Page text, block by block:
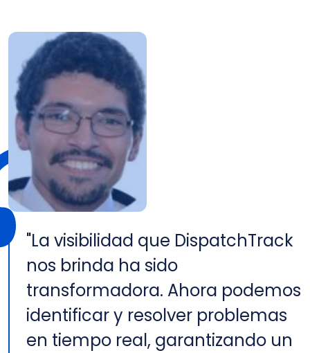
"La visibilidad que DispatchTrack
nos brinda ha sido
transformadora. Ahora podemos
identificar y resolver problemas
en tiempo real, garantizando un